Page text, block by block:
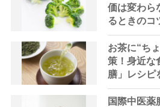
価は変わら
るときのコ
お茶に“ち
策！身近な
膳」レシピ
国際中医薬